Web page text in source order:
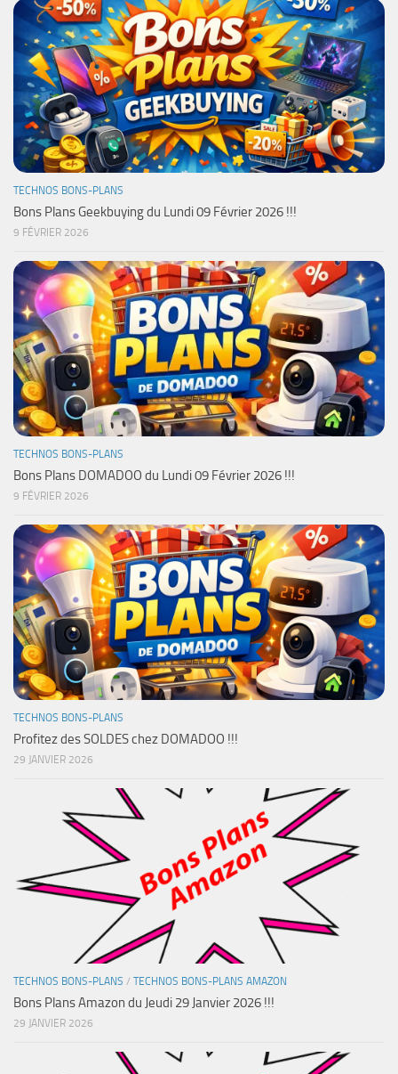
TECHNOS BONS-PLANS
Bons Plans Geekbuying du Lundi 09 Février 2026 !!!
9 FÉVRIER 2026
TECHNOS BONS-PLANS
Bons Plans DOMADOO du Lundi 09 Février 2026 !!!
9 FÉVRIER 2026
TECHNOS BONS-PLANS
Profitez des SOLDES chez DOMADOO !!!
29 JANVIER 2026
TECHNOS BONS-PLANS / TECHNOS BONS-PLANS AMAZON
Bons Plans Amazon du Jeudi 29 Janvier 2026 !!!
29 JANVIER 2026